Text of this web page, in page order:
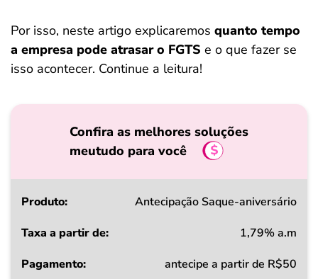
Por isso, neste artigo explicaremos quanto tempo
a empresa pode atrasar o FGTS e o que fazer se
isso acontecer. Continue a leitura!
Confira as melhores soluções
meutudo para você
Produto
a
Antecipação Saque-aniversário
1,79% a.m
antecipe a partir de R$50